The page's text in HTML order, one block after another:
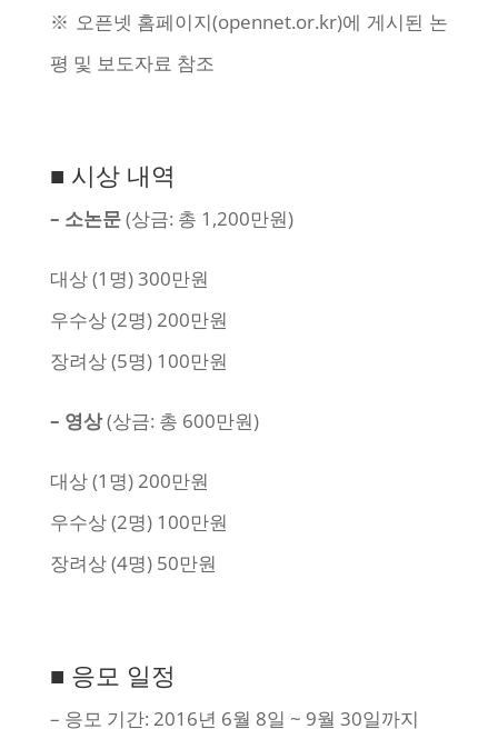
※ 오픈넷 홈페이지(opennet.or.kr)에 게시된 논
평 및 보도자료 참조
■ 시상 내역
– 소논문(상금: 총 1,200만원)
대상 (1명) 300만원
우수상 (2명) 200만원
장려상 (5명) 100만원
– 영상(상금: 총 600만원)
대상 (1명) 200만원
우수상 (2명) 100만원
장려상 (4명) 50만원
■ 응모 일정
– 응모 기간: 2016년 6월 8일 ~ 9월 30일까지